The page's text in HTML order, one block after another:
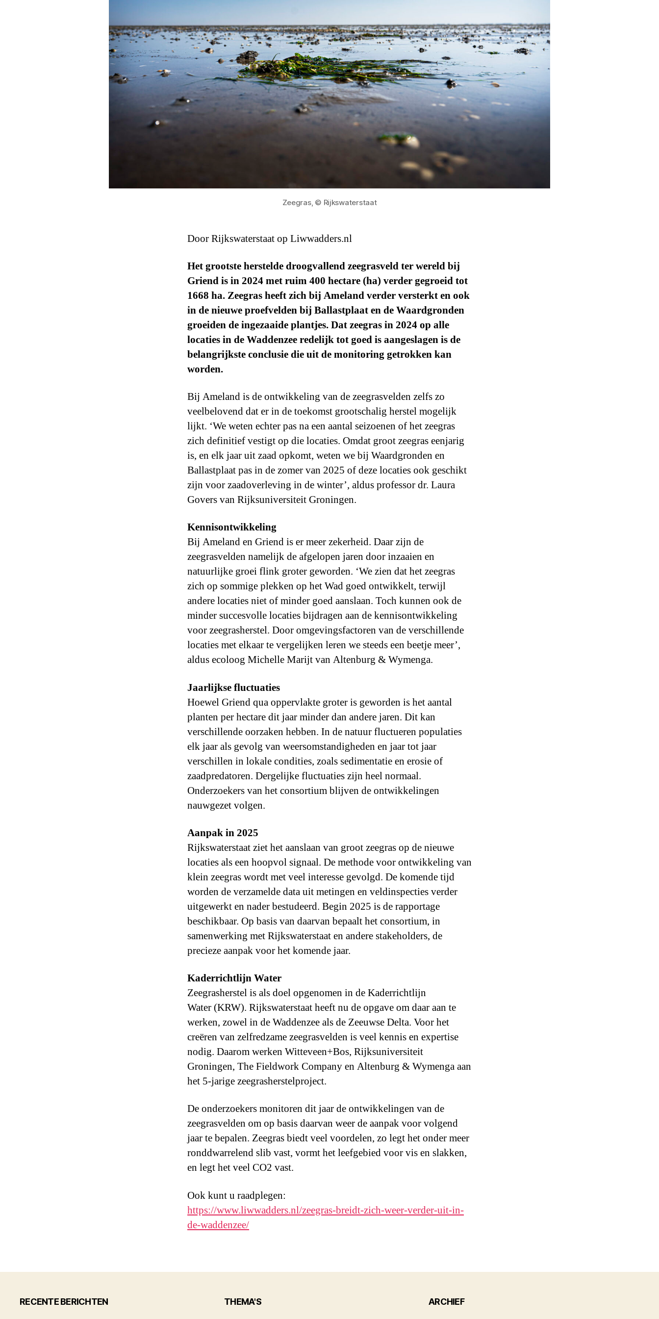
Zeegras, © Rijkswaterstaat
Door Rijkswaterstaat op Liwwadders.nl
Het grootste herstelde droogvallend zeegrasveld ter wereld bij
Griend is in 2024 met ruim 400 hectare (ha) verder gegroeid tot
1668 ha. Zeegras heeft zich bij Ameland verder versterkt en ook
in de nieuwe proefvelden bij Ballastplaat en de Waardgronden
groeiden de ingezaaide plantjes. Dat zeegras in 2024 op alle
locaties in de Waddenzee redelijk tot goed is aangeslagen is de
belangrijkste conclusie die uit de monitoring getrokken kan
worden.
Bij Ameland is de ontwikkeling van de zeegrasvelden zelfs zo
veelbelovend dat er in de toekomst grootschalig herstel mogelijk
lijkt. ‘We weten echter pas na een aantal seizoenen of het zeegras
zich definitief vestigt op die locaties. Omdat groot zeegras eenjarig
is, en elk jaar uit zaad opkomt, weten we bij Waardgronden en
Ballastplaat pas in de zomer van 2025 of deze locaties ook geschikt
zijn voor zaadoverleving in de winter’, aldus professor dr. Laura
Govers van Rijksuniversiteit Groningen.
Kennisontwikkeling
Bij Ameland en Griend is er meer zekerheid. Daar zijn de
zeegrasvelden namelijk de afgelopen jaren door inzaaien en
natuurlijke groei flink groter geworden. ‘We zien dat het zeegras
zich op sommige plekken op het Wad goed ontwikkelt, terwijl
andere locaties niet of minder goed aanslaan. Toch kunnen ook de
minder succesvolle locaties bijdragen aan de kennisontwikkeling
voor zeegrasherstel. Door omgevingsfactoren van de verschillende
locaties met elkaar te vergelijken leren we steeds een beetje meer’,
aldus ecoloog Michelle Marijt van Altenburg & Wymenga.
Jaarlijkse fluctuaties
Hoewel Griend qua oppervlakte groter is geworden is het aantal
planten per hectare dit jaar minder dan andere jaren. Dit kan
verschillende oorzaken hebben. In de natuur fluctueren populaties
elk jaar als gevolg van weersomstandigheden en jaar tot jaar
verschillen in lokale condities, zoals sedimentatie en erosie of
zaadpredatoren. Dergelijke fluctuaties zijn heel normaal.
Onderzoekers van het consortium blijven de ontwikkelingen
nauwgezet volgen.
Aanpak in 2025
Rijkswaterstaat ziet het aanslaan van groot zeegras op de nieuwe
locaties als een hoopvol signaal. De methode voor ontwikkeling van
klein zeegras wordt met veel interesse gevolgd. De komende tijd
worden de verzamelde data uit metingen en veldinspecties verder
uitgewerkt en nader bestudeerd. Begin 2025 is de rapportage
beschikbaar. Op basis van daarvan bepaalt het consortium, in
samenwerking met Rijkswaterstaat en andere stakeholders, de
precieze aanpak voor het komende jaar.
Kaderrichtlijn Water
Zeegrasherstel is als doel opgenomen in de Kaderrichtlijn
Water (KRW). Rijkswaterstaat heeft nu de opgave om daar aan te
werken, zowel in de Waddenzee als de Zeeuwse Delta. Voor het
creëren van zelfredzame zeegrasvelden is veel kennis en expertise
nodig. Daarom werken Witteveen+Bos, Rijksuniversiteit
Groningen, The Fieldwork Company en Altenburg & Wymenga aan
het 5-jarige zeegrasherstelproject.
De onderzoekers monitoren dit jaar de ontwikkelingen van de
zeegrasvelden om op basis daarvan weer de aanpak voor volgend
jaar te bepalen. Zeegras biedt veel voordelen, zo legt het onder meer
ronddwarrelend slib vast, vormt het leefgebied voor vis en slakken,
en legt het veel CO2 vast.
Ook kunt u raadplegen:
https://www.liwwadders.nl/zeegras-breidt-zich-weer-verder-uit-in-
de-waddenzee/
RECENTE BERICHTEN THEMA'S ARCHIEF